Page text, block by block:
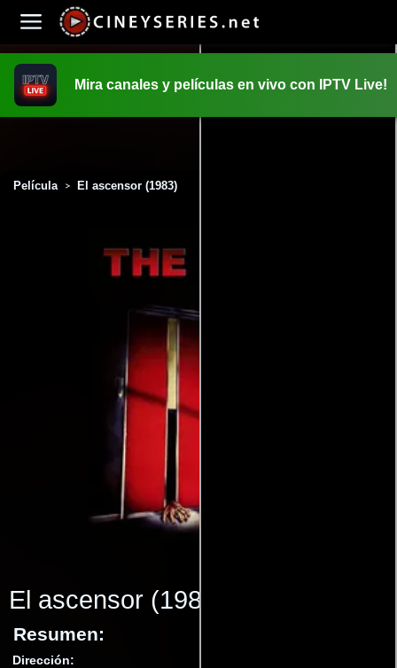
Mira canales y películas en vivo con IPTV Live!
Película > El ascensor (1983)
El ascensor (1983)
Resumen:
Dirección: